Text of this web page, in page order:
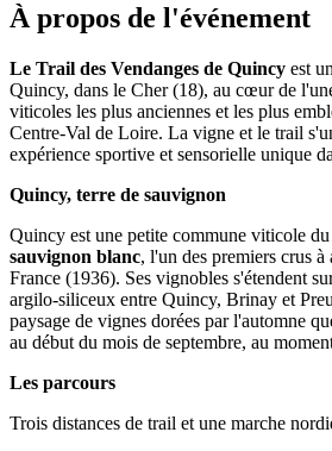
À propos de l'événement
Le Trail des Vendanges de Quincy est
Quincy, dans le Cher (18), au cœur de
viticoles les plus anciennes et les plus
Centre-Val de Loire. La vigne et le trail
expérience sportive et sensorielle unique
Quincy, terre de sauvignon
Quincy est une petite commune viticole
sauvignon blanc, l'un des premiers crus
France (1936). Ses vignobles s'étendent
argilo-siliceux entre Quincy, Brinay et
paysage de vignes dorées par l'automne
au début du mois de septembre, au
Les parcours
Trois distances de trail et une marche